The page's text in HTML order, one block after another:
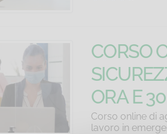
CORSO
ORA E
Corso online di
lavoro in